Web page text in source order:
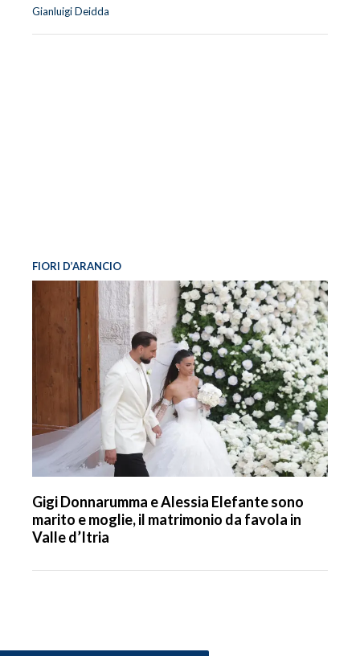
Gianluigi Deidda
FIORI D’ARANCIO
Gigi Donnarumma e Alessia Elefante sono
marito e moglie, il matrimonio da favola in
Valle d’Itria